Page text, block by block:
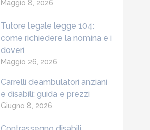
Maggio 8, 2026
Tutore legale legge 104:
come richiedere la nomina e i
doveri
Maggio 26, 2026
Carrelli deambulatori anziani
e disabili: guida e prezzi
Giugno 8, 2026